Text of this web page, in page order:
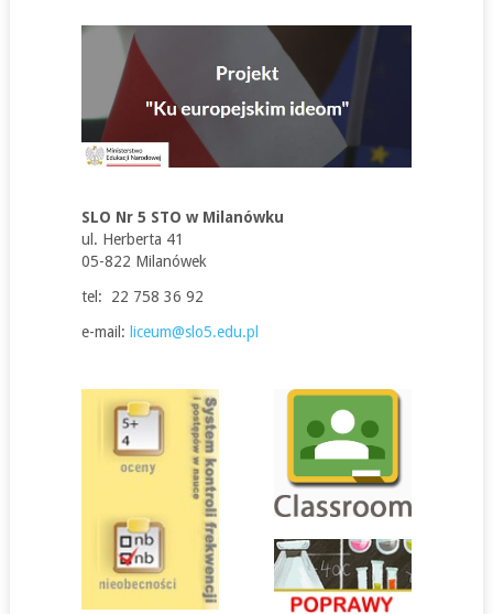
SLO Nr 5 STO w Milanówku
ul. Herberta 41
05-822 Milanówek
tel: 22 758 36 92
e-mail: liceum@slo5.edu.pl